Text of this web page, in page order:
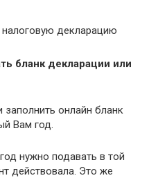
декларацию
бланк декларации или
онлайн бланк
Вам год.
нужно подавать в той
действовала. Это же